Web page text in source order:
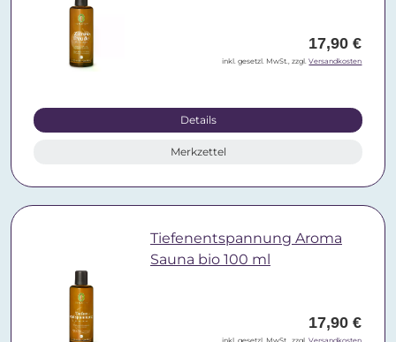
17,90 €
inkl. gesetzl. MwSt., zzgl.Versandkosten
Details
Merkzettel
Tiefenentspannung Aroma
Sauna bio 100 ml
17,90 €